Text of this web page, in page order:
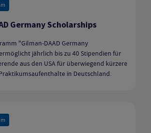
Germany Scholarships
"Gilman-DAAD Germany
jährlich bis zu 40 Stipendien für
aus den USA für überwiegend kürzere
in Deutschland.